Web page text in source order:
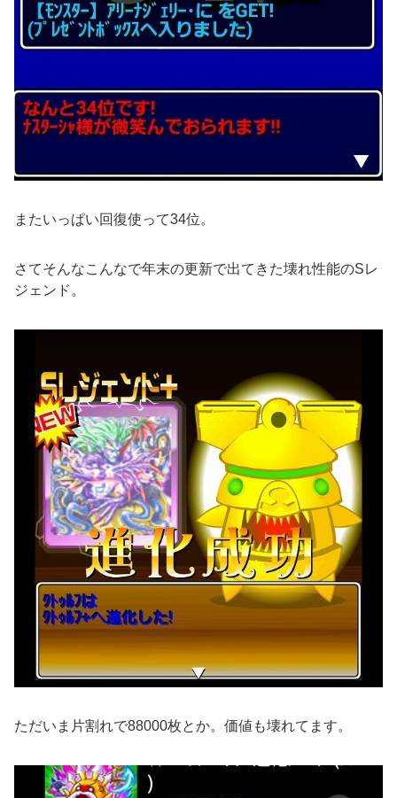
またいっぱい回復使って34位。
さてそんなこんなで年末の更新で出てきた壊れ性能のSレ
ジェンド。
ただいま片割れで88000枚とか。価値も壊れてます。